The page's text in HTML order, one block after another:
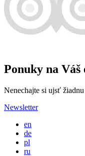
Ponuky na Váš
Nenechajte si ujsť
Newsletter
en
de
pl
ru